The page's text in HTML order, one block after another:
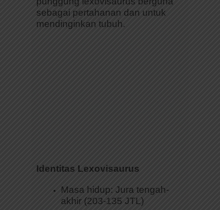
sebagai pertahanan dan untuk
mendinginkan tubuh.
Identitas Lexovisaurus
Masa hidup: Jura tengah-
akhir (203-135 JTL)